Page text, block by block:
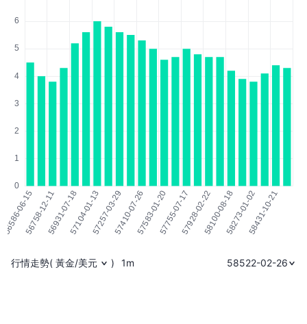
行情走勢( 黃金/美元 ) 1m 58522-02-26